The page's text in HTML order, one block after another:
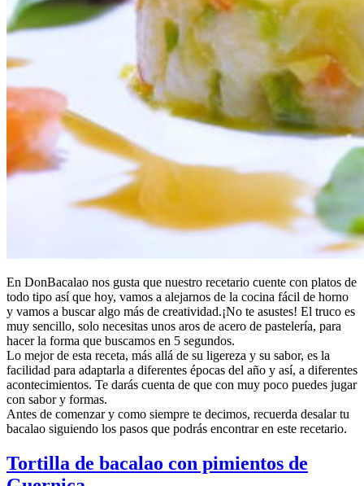
En DonBacalao nos gusta que nuestro recetario cuente con platos de
todo tipo así que hoy, vamos a alejarnos de la cocina fácil de horno
y vamos a buscar algo más de creatividad.¡No te asustes! El truco es
muy sencillo, solo necesitas unos aros de acero de pastelería, para
hacer la forma que buscamos en 5 segundos.
Lo mejor de esta receta, más allá de su ligereza y su sabor, es la
facilidad para adaptarla a diferentes épocas del año y así, a diferentes
acontecimientos. Te darás cuenta de que con muy poco puedes jugar
con sabor y formas.
Antes de comenzar y como siempre te decimos, recuerda desalar tu
bacalao siguiendo los pasos que podrás encontrar en este recetario.
Tortilla de bacalao con pimientos de